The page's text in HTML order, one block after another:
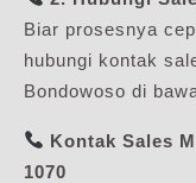
Biar prosesnya
hubungi kontak
Bondowoso di
Kontak Sales
1070